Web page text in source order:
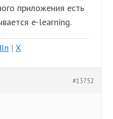
приложения есть
e-learning.
|X
#13752